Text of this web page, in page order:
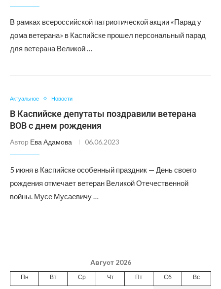
В рамках всероссийской патриотической акции «Парад у
дома ветерана» в Каспийске прошел персональный парад
для ветерана Великой …
Актуальное Новости
В Каспийске депутаты поздравили ветерана
ВОВ с днем рождения
Автор Ева Адамова 06.06.2023
5 июня в Каспийске особенный праздник — День своего
рождения отмечает ветеран Великой Отечественной
войны. Мусе Мусаевичу …
Август 2026
Пн Вт Ср Чт Пт Сб Вс